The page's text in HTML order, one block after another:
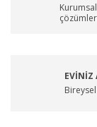
EVİNİZ